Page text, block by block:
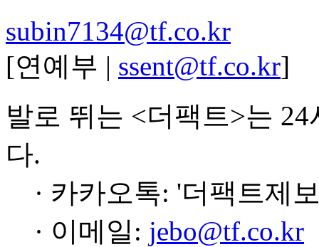
subin7134@tf.co.kr
[연예부 | ssent@tf.co.kr]
발로 뛰는 <더팩트>는
다.
· 카카오톡: '더팩트제
· 이메일: jebo@tf.co.kr